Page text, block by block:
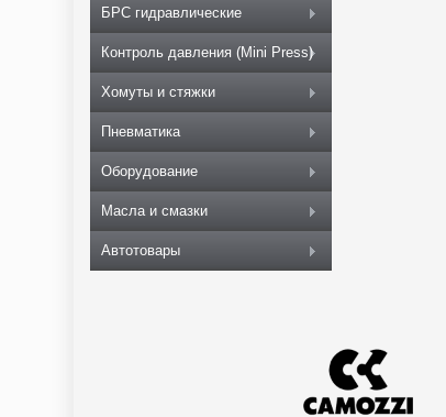
БРС гидравлические
Контроль давления (Mini Press)
Хомуты и стяжки
Пневматика
Оборудование
Масла и смазки
Автотовары